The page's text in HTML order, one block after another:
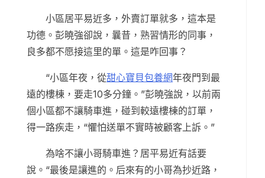
小區居平易近多，外賣訂單就多，這本是
功德。彭曉強卻說，曩昔，熟習情形的同事，
良多都不愿接這里的單。這是咋回事？
“小區年夜，從甜心寶貝包養網年夜門到最
遠的樓棟，要走10多分鐘。”彭曉強說，以前兩
個小區都不讓騎車進，碰到較遠樓棟的訂單，
得一路疾走，“懼怕送單不實時被顧客上訴。”
為啥不讓小哥騎車進？居平易近有話要
說。“最後是讓進的。后來有的小哥為抄近路，